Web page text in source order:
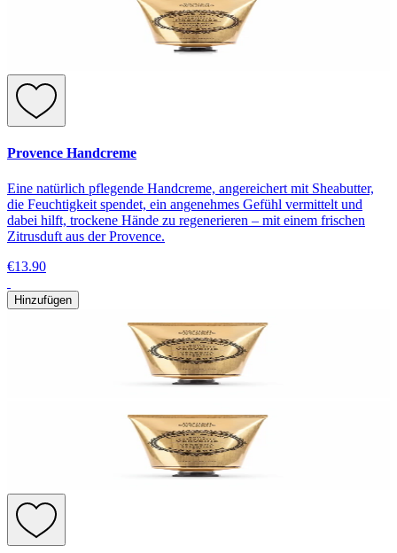
Provence Handcreme
Eine natürlich pflegende Handcreme, angereichert mit Sheabutter,
die Feuchtigkeit spendet, ein angenehmes Gefühl vermittelt und
dabei hilft, trockene Hände zu regenerieren – mit einem frischen
Zitrusduft aus der Provence.
€13.90
Hinzufügen